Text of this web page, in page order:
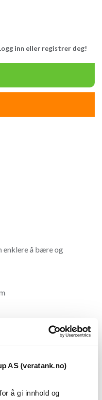
AS (veratank.no)
å gi innhold og
inn eller registrer deg!
enklere å bære og
og seriekobling.